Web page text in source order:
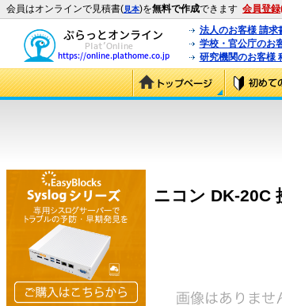
会員はオンラインで見積書(見本)を無料で作成できます 会員登
法人のお客様 請求
学校・官公庁のお
研究機関のお客様
ニコン DK-20C